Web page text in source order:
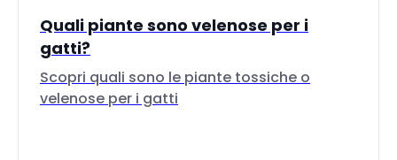
Quali piante sono velenose per i
gatti?
Scopri quali sono le piante tossiche o
velenose per i gatti